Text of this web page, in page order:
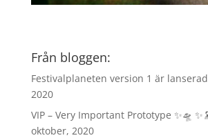
Från bloggen:
Festivalplaneten version 1 är
2020
VIP – Very Important Prototype ✨🛸
oktober, 2020